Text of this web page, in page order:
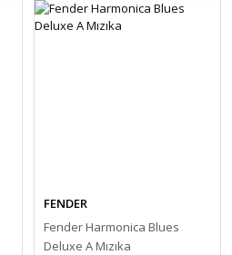
FENDER
Fender Harmonica Blues
Deluxe A Mızıka